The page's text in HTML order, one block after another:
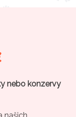
nebo konzervy